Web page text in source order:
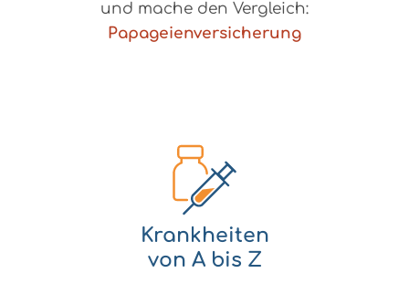
und mache den Vergleich:
Papageienversicherung
Krankheiten
von A bis Z